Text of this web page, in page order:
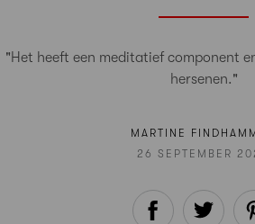
"Het heeft een meditatief component
hersenen."
MARTINE
26 SEPTEMBER